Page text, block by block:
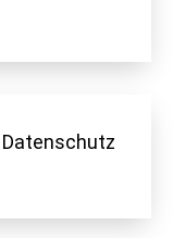
Datenschutz